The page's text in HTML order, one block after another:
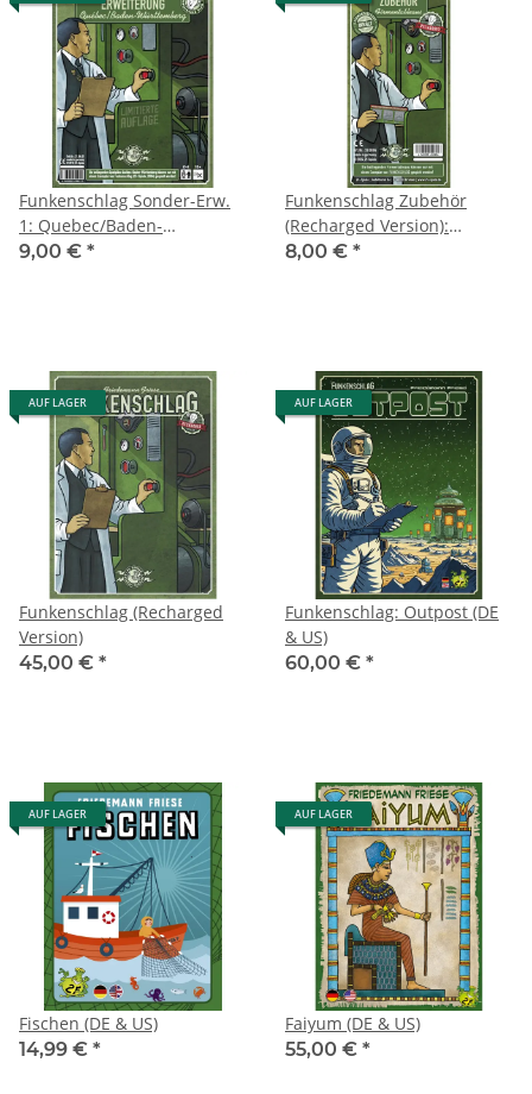
Funkenschlag Sonder-Erw.
1: Quebec/Baden-
Württemberg
9,00 € *
Funkenschlag Zubehör
(Recharged Version):
Firmentableaus
8,00 € *
AUF LAGER
Funkenschlag (Recharged
Version)
45,00 € *
AUF LAGER
Funkenschlag: Outpost (DE
& US)
60,00 € *
AUF LAGER
Fischen (DE & US)
14,99 € *
AUF LAGER
Faiyum (DE & US)
55,00 € *